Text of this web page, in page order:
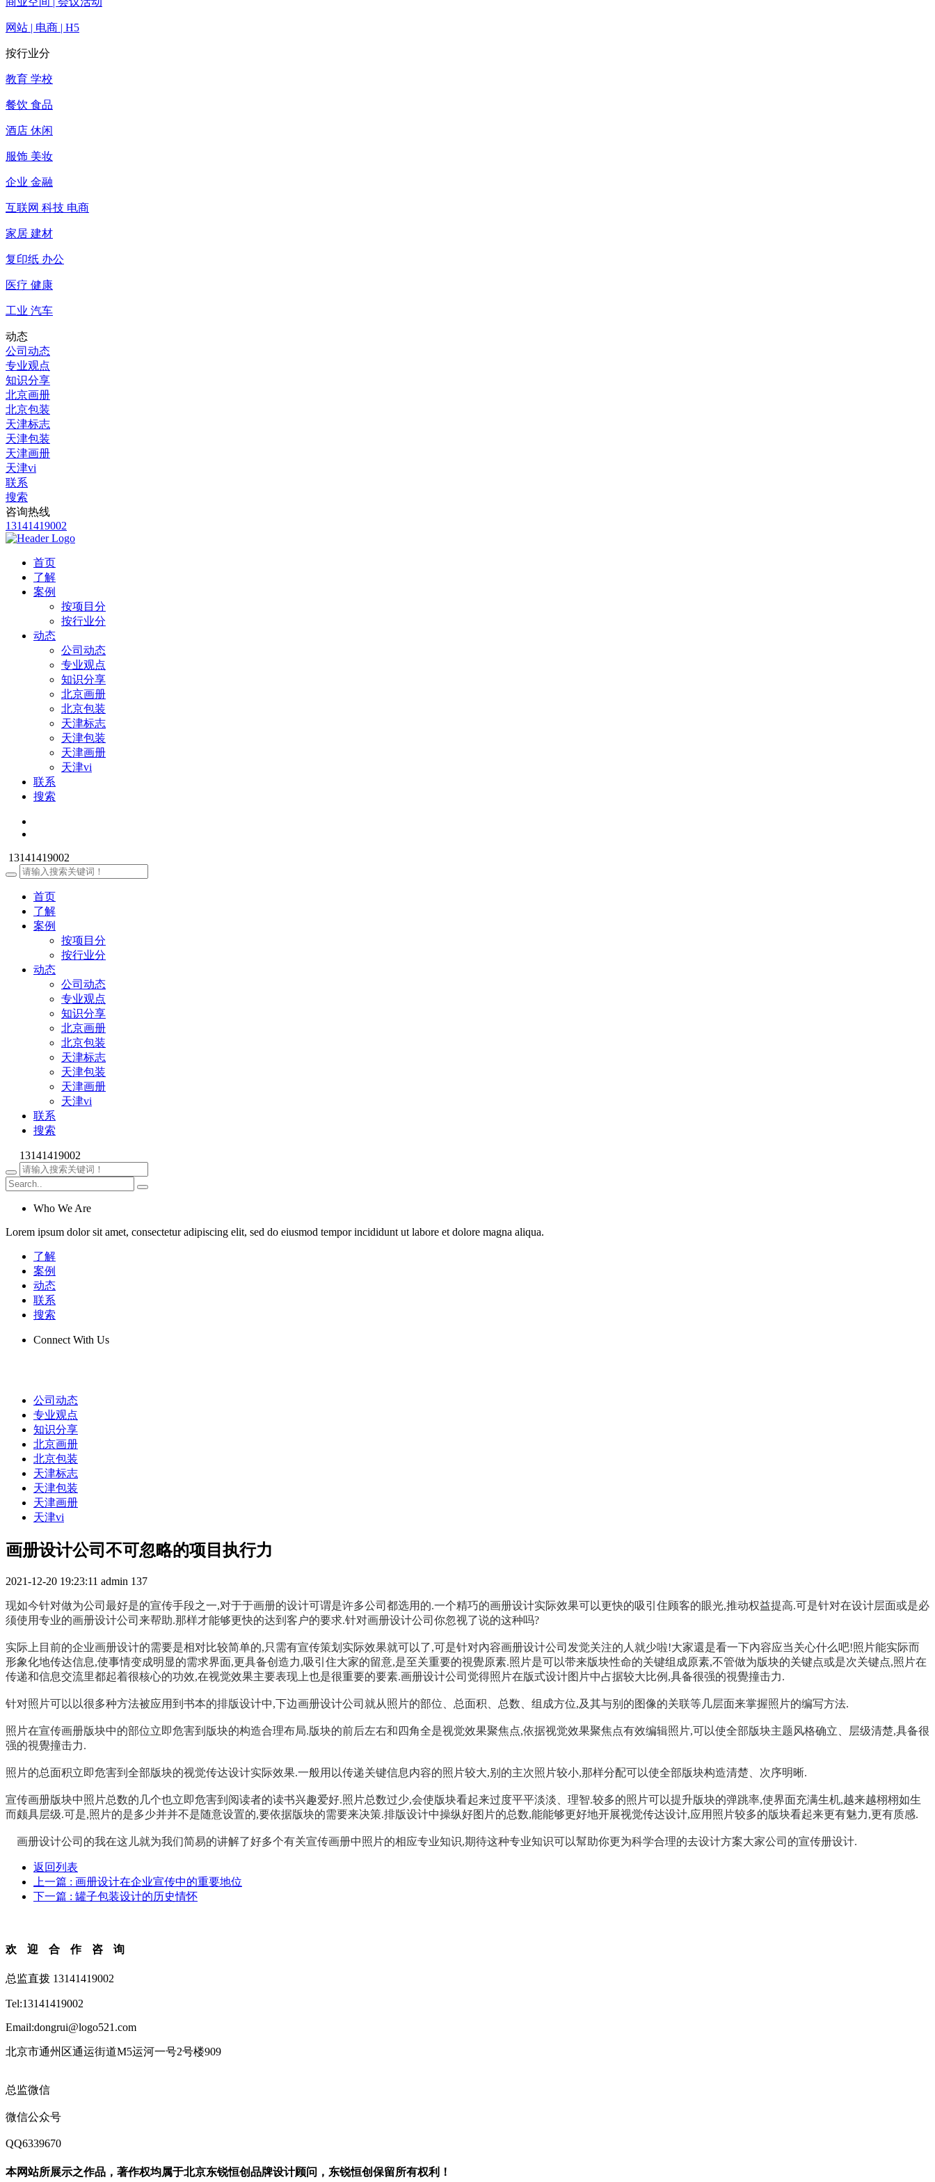
网站 | 电商 | H5
按行业分
教育 学校
餐饮 食品
酒店 休闲
服饰 美妆
企业 金融
互联网 科技 电商
家居 建材
复印纸 办公
医疗 健康
工业 汽车
动态
公司动态
专业观点
知识分享
北京画册
北京包装
天津标志
天津包装
天津画册
天津vi
联系
搜索
咨询热线
13141419002
首页
了解
案例
按项目分
按行业分
动态
公司动态
专业观点
知识分享
北京画册
北京包装
天津标志
天津包装
天津画册
天津vi
联系
搜索
13141419002
首页
了解
案例
按项目分
按行业分
动态
公司动态
专业观点
知识分享
北京画册
北京包装
天津标志
天津包装
天津画册
天津vi
联系
搜索
13141419002
Who We Are
Lorem ipsum dolor sit amet, consectetur adipiscing elit, sed do eiusmod tempor incididunt ut labore et dolore magna aliqua.
了解
案例
动态
联系
搜索
Connect With Us
公司动态
专业观点
知识分享
北京画册
北京包装
天津标志
天津包装
天津画册
天津vi
画册设计公司不可忽略的项目执行力
2021-12-20 19:23:11 admin 137
现如今针对做为公司最好是的宣传手段之一,对于于画册的设计可谓是许多公司都选用的.一个精巧的画册设计实际效果可以更快的吸引住顾客的眼光,推动权益提高.可是针对在设计层面或是必
须使用专业的画册设计公司来帮助.那样才能够更快的达到客户的要求.针对画册设计公司你忽视了说的这种吗?
实际上目前的企业画册设计的需要是相对比较简单的,只需有宣传策划实际效果就可以了,可是针对內容画册设计公司发觉关注的人就少啦!大家還是看一下內容应当关心什么吧!照片能实际而
形象化地传达信息,使事情变成明显的需求界面,更具备创造力,吸引住大家的留意,是至关重要的視覺原素.照片是可以带来版块性命的关键组成原素,不管做为版块的关键点或是次关键点,照片在
传递和信息交流里都起着很核心的功效,在视觉效果主要表现上也是很重要的要素.画册设计公司觉得照片在版式设计图片中占据较大比例,具备很强的視覺撞击力.
针对照片可以以很多种方法被应用到书本的排版设计中,下边画册设计公司就从照片的部位、总面积、总数、组成方位,及其与别的图像的关联等几层面来掌握照片的编写方法.
照片在宣传画册版块中的部位立即危害到版块的构造合理布局.版块的前后左右和四角全是视觉效果聚焦点,依据视觉效果聚焦点有效编辑照片,可以使全部版块主题风格确立、层级清楚,具备很
强的視覺撞击力.
照片的总面积立即危害到全部版块的视觉传达设计实际效果.一般用以传递关键信息内容的照片较大,别的主次照片较小,那样分配可以使全部版块构造清楚、次序明晰.
宣传画册版块中照片总数的几个也立即危害到阅读者的读书兴趣爱好.照片总数过少,会使版块看起来过度平平淡淡、理智.较多的照片可以提升版块的弹跳率,使界面充满生机,越来越栩栩如生
而颇具层级.可是,照片的是多少并并不是随意设置的,要依据版块的需要来决策.排版设计中操纵好图片的总数,能能够更好地开展视觉传达设计,应用照片较多的版块看起来更有魅力,更有质感.
画册设计公司的我在这儿就为我们简易的讲解了好多个有关宣传画册中照片的相应专业知识,期待这种专业知识可以幫助你更为科学合理的去设计方案大家公司的宣传册设计.
返回列表
上一篇 : 画册设计在企业宣传中的重要地位
下一篇 : 罐子包装设计的历史情怀
欢迎合作咨询
总监直拨 13141419002
Tel:13141419002
Email:dongrui@logo521.com
北京市通州区通运街道M5运河一号2号楼909
总监微信
微信公众号
QQ6339670
本网站所展示之作品，著作权均属于北京东锐恒创品牌设计顾问，东锐恒创保留所有权利！